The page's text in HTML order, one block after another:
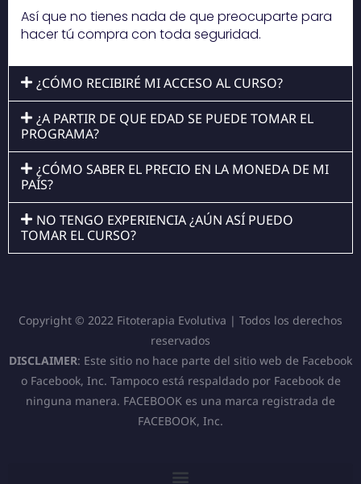
Así que no tienes nada de que preocuparte para
hacer tú compra con toda seguridad.
¿CÓMO RECIBIRÉ MI ACCESO AL CURSO?
¿A PARTIR DE QUE EDAD SE PUEDE TOMAR EL
PROGRAMA?
¿CÓMO SABER EL PRECIO EN LA MONEDA DE MI
PAÍS?
NO TENGO EXPERIENCIA ¿AÚN ASÍ PUEDO
TOMAR EL CURSO?
Copyright © 2022 Fitoterapia Evolutiva | Todos los derechos
reservados
DISCLAIMER: Este sitio no hace parte del sitio web de Facebook
o Facebook, Inc. Tampoco está respaldado por Facebook de
ninguna manera. FACEBOOK es una marca registrada de
FACEBOOK, Inc.